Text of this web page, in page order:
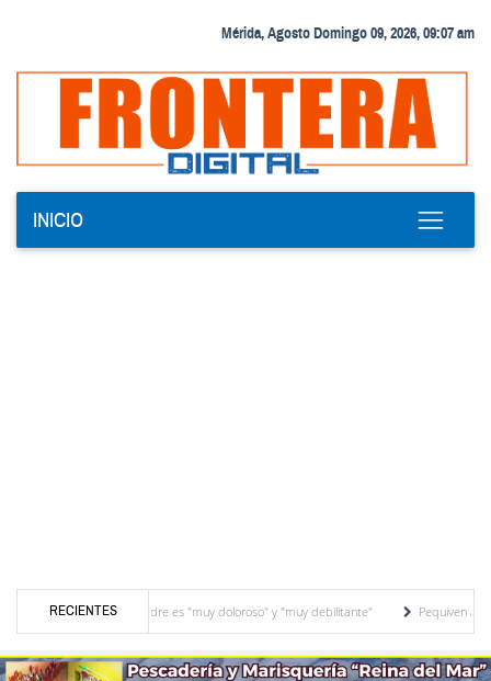
Mérida, Agosto Domingo 09, 2026, 09:07 am
INICIO
RECIENTES
padece su padre es "muy doloroso" y "muy debilitante"
Pequiven anuncia